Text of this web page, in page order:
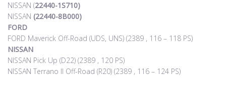
NISSAN (22440-1S710)
NISSAN (22440-8B000)
FORD
FORD Maverick Off-Road (UDS, UNS) (2389 , 116 – 118 PS)
NISSAN
NISSAN Pick Up (D22) (2389 , 120 PS)
NISSAN Terrano II Off-Road (R20) (2389 , 116 – 124 PS)